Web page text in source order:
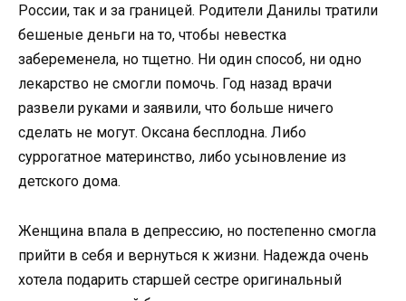
России, так и за границей. Родители Данилы тратили
бешеные деньги на то, чтобы невестка
забеременела, но тщетно. Ни один способ, ни одно
лекарство не смогли помочь. Год назад врачи
развели руками и заявили, что больше ничего
сделать не могут. Оксана бесплодна. Либо
суррогатное материнство, либо усыновление из
детского дома.
Женщина впала в депрессию, но постепенно смогла
прийти в себя и вернуться к жизни. Надежда очень
хотела подарить старшей сестре оригинальный